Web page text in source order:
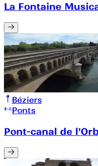
La Fontaine
Béziers
Ponts
Pont-canal de